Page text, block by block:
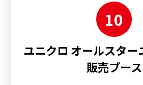
10
ユニクロ オールスター
販売ブース